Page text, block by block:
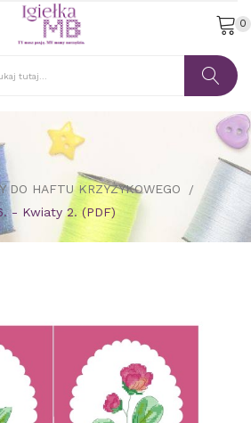
0
DO HAFTU KRZYŻYKOWEGO
- Kwiaty 2. (PDF)